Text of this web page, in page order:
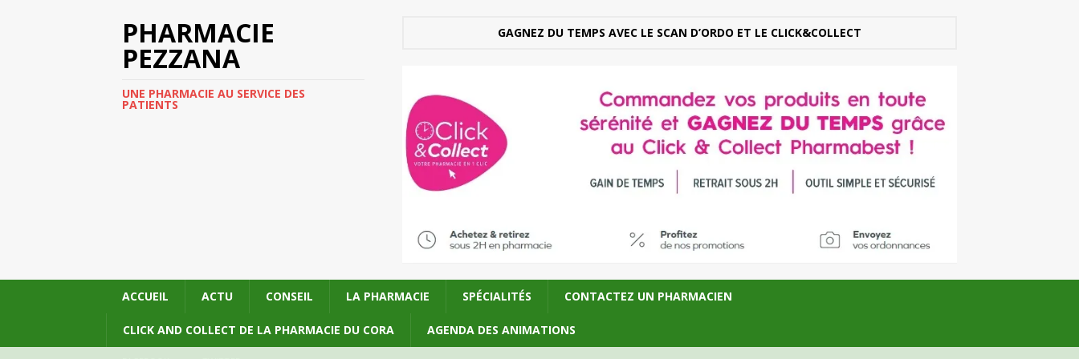
PHARMACIE
PEZZANA
UNE PHARMACIE AU SERVICE DES
PATIENTS
GAGNEZ DU TEMPS AVEC LE SCAN D’ORDO ET LE CLICK&COLLECT
ACCUEIL ACTU CONSEIL LA PHARMACIE SPÉCIALITÉS CONTACTEZ UN PHARMACIEN
CLICK AND COLLECT DE LA PHARMACIE DU CORA AGENDA DES ANIMATIONS